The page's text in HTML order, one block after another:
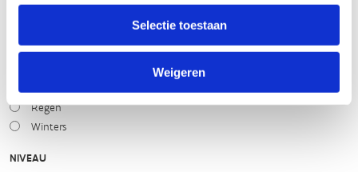
Selectie toestaan
Weigeren
Droog
Regen
Winters
NIVEAU